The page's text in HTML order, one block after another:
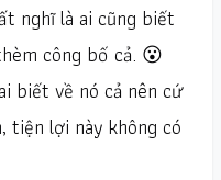
nghĩ là ai cũng biết
công bố cả. 😮
biết về nó cả nên cứ
tiện lợi này không có